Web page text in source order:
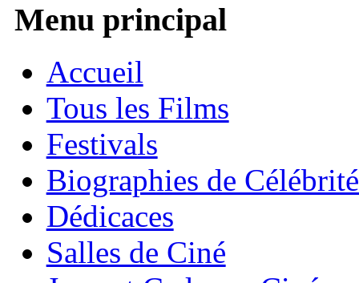
Menu principal
Accueil
Tous les Films
Festivals
Biographies de
Dédicaces
Salles de Ciné